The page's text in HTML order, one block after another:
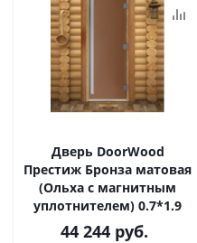
Дверь DoorWood
Престиж Бронза матовая
(Ольха с магнитным
уплотнителем) 0.7*1.9
44 244 руб.